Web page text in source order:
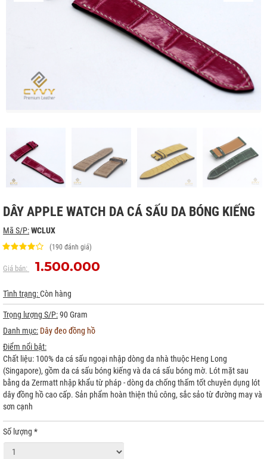
DÂY APPLE WATCH DA CÁ SẤU DA BÓNG KIẾNG
Mã S/P:WCLUX
(190 đánh giá)
Giá bán: 1.500.000
Tình trạng:Còn hàng
Trọng lượng S/P:90 Gram
Danh mục: Dây đeo đồng hồ
Điểm nổi bật:
Chất liệu: 100% da cá sấu ngoại nhập dòng da nhà thuộc Heng Long
(Singapore), gồm da cá sấu bóng kiếng và da cá sấu bóng mờ. Lót mặt sau
bằng da Zermatt nhập khẩu từ pháp - dòng da chống thấm tốt chuyên dụng lót
dây đồng hồ cao cấp. Sản phẩm hoàn thiện thủ công, sắc sảo từ đường may và
sơn cạnh
Số lượng *